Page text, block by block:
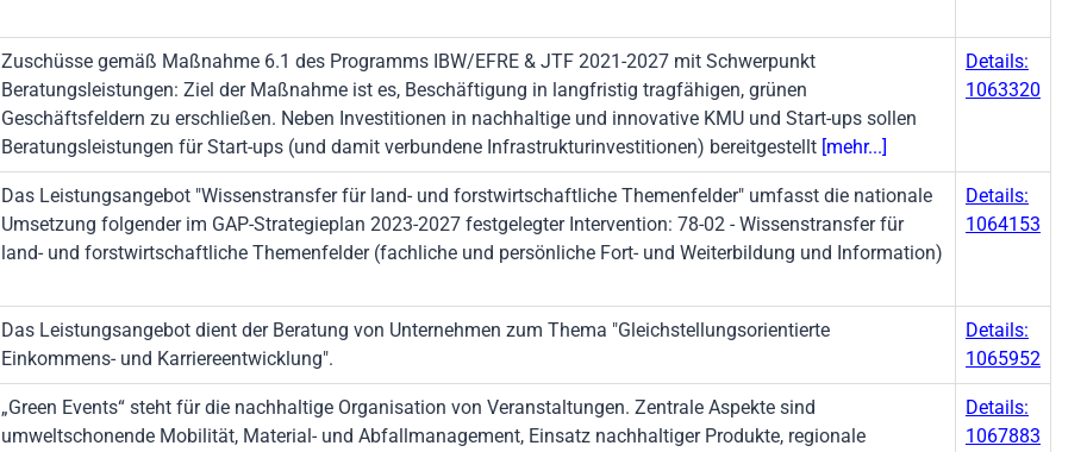
Zuschüsse gemäß Maßnahme 6.1 des Programms IBW/EFRE & JTF 2021-2027 mit Schwerpunkt
Beratungsleistungen: Ziel der Maßnahme ist es, Beschäftigung in langfristig tragfähigen, grünen
Geschäftsfeldern zu erschließen. Neben Investitionen in nachhaltige und innovative KMU und Start-ups sollen
Beratungsleistungen für Start-ups (und damit verbundene Infrastrukturinvestitionen) bereitgestellt [mehr...]
Details:
1063320
Das Leistungsangebot "Wissenstransfer für land- und forstwirtschaftliche Themenfelder" umfasst die nationale
Umsetzung folgender im GAP-Strategieplan 2023-2027 festgelegter Intervention: 78-02 - Wissenstransfer für
land- und forstwirtschaftliche Themenfelder (fachliche und persönliche Fort- und Weiterbildung und Information)
Details:
1064153
Das Leistungsangebot dient der Beratung von Unternehmen zum Thema "Gleichstellungsorientierte
Einkommens- und Karriereentwicklung".
Details:
1065952
„Green Events“ steht für die nachhaltige Organisation von Veranstaltungen. Zentrale Aspekte sind
umweltschonende Mobilität, Material- und Abfallmanagement, Einsatz nachhaltiger Produkte, regionale
Details:
1067883